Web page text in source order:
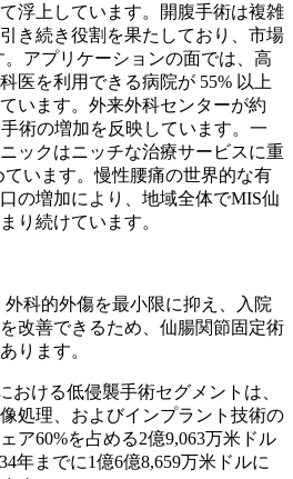
浮上しています。開腹手術は複雑
き続き役割を果たしており、市場
アプリケーションの面では、高
医を利用できる病院が 55% 以上
います。外来外科センターが約
術の増加を反映しています。一
ックはニッチな治療サービスに重
ています。慢性腰痛の世界的な有
の増加により、地域全体でMIS仙
り続けています。
外科的外傷を最小限に抑え、入院
改善できるため、仙腸関節固定術
ります。
おける低侵襲手術セグメントは、
処理、およびインプラント技術の
ア60%を占める2億9,063万米ドル
年までに1億6億8,659万米ドルに